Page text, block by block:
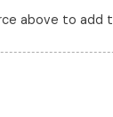
above to add